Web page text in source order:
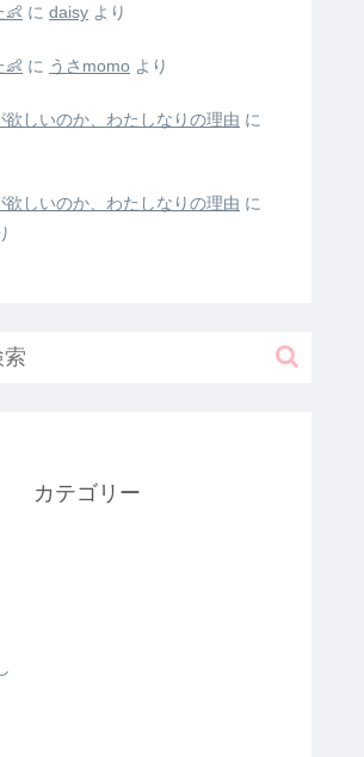
👶 に daisy より
👶 に うさmomo より
欲しいのか、わたしなりの理由 に
欲しいのか、わたしなりの理由 に
カテゴリー